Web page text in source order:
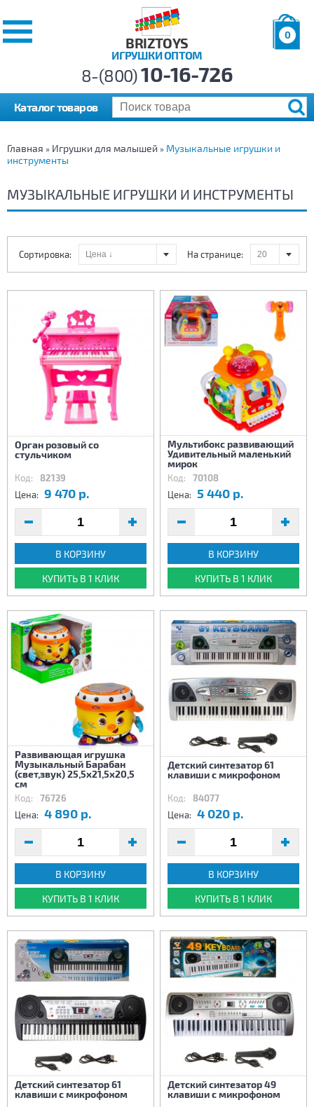
BRIZTOYS
ИГРУШКИ ОПТОМ
0
р.
8-(800)10-16-726
Каталог товаров
Главная » Игрушки для малышей » Музыкальные игрушки и
инструменты
МУЗЫКАЛЬНЫЕ ИГРУШКИ И ИНСТРУМЕНТЫ
На странице:
Сортировка:
Орган розовый со
стульчиком
Код: 82139
Цена: 9 470 р.
В КОРЗИНУ
КУПИТЬ В 1 КЛИК
Мультибокс развивающий
Удивительный маленький
мирок
Код: 70108
Цена: 5 440 р.
В КОРЗИНУ
КУПИТЬ В 1 КЛИК
Развивающая игрушка
Музыкальный Барабан
(свет,звук) 25,5х21,5х20,5
см
Код: 76726
Цена: 4 890 р.
В КОРЗИНУ
КУПИТЬ В 1 КЛИК
Детский синтезатор 61
клавиши с микрофоном
Код: 84077
Цена: 4 020 р.
В КОРЗИНУ
КУПИТЬ В 1 КЛИК
Детский синтезатор 61
клавиши с микрофоном
Детский синтезатор 49
клавиши с микрофоном